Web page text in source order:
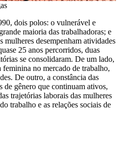
dois polos: o vulnerável e
maioria das trabalhadoras; e
mulheres desempenham atividades
25 anos percorridos, duas
se consolidaram. De um lado,
feminina no mercado de trabalho,
De outro, a constância das
de gênero que continuam ativos,
trajetórias laborais das mulheres
trabalho e as relações sociais de